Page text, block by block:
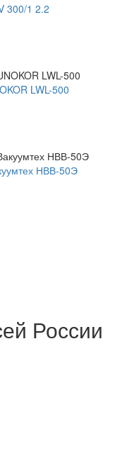
300/1 2.2
LWL-500
НВВ-50Э
России